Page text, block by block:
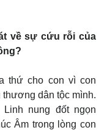
về sự cứu rỗi của
thứ cho con vì con
dân tộc mình.
Linh nung đốt ngọn
Âm trong lòng con